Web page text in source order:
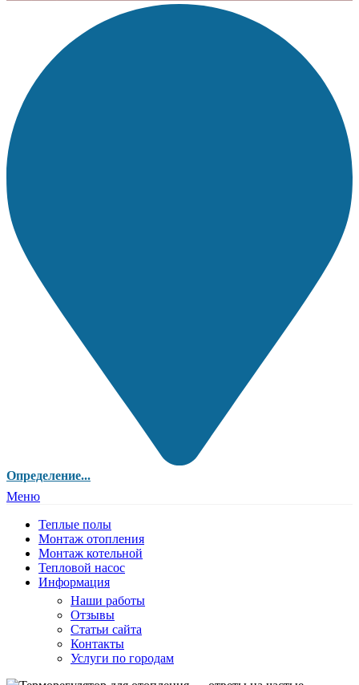
Определение...
Меню
Теплые полы
Монтаж отопления
Монтаж котельной
Тепловой насос
Информация
Наши работы
Отзывы
Статьи сайта
Контакты
Услуги по городам